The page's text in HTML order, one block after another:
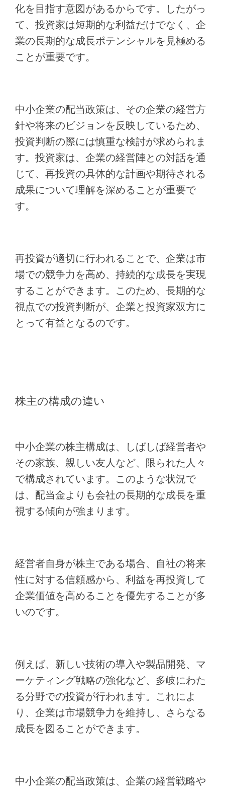
化を目指す意図があるからです。したがっ
て、投資家は短期的な利益だけでなく、企
業の長期的な成長ポテンシャルを見極める
ことが重要です。
中小企業の配当政策は、その企業の経営方
針や将来のビジョンを反映しているため、
投資判断の際には慎重な検討が求められま
す。投資家は、企業の経営陣との対話を通
じて、再投資の具体的な計画や期待される
成果について理解を深めることが重要で
す。
再投資が適切に行われることで、企業は市
場での競争力を高め、持続的な成長を実現
することができます。このため、長期的な
視点での投資判断が、企業と投資家双方に
とって有益となるのです。
株主の構成の違い
中小企業の株主構成は、しばしば経営者や
その家族、親しい友人など、限られた人々
で構成されています。このような状況で
は、配当金よりも会社の長期的な成長を重
視する傾向が強まります。
経営者自身が株主である場合、自社の将来
性に対する信頼感から、利益を再投資して
企業価値を高めることを優先することが多
いのです。
例えば、新しい技術の導入や製品開発、マ
ーケティング戦略の強化など、多岐にわた
る分野での投資が行われます。これによ
り、企業は市場競争力を維持し、さらなる
成長を図ることができます。
中小企業の配当政策は、企業の経営戦略や